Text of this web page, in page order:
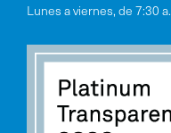
Lunes a viernes, de 7:30